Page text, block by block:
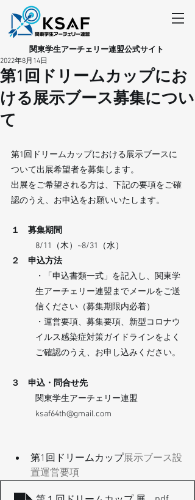
​関東学生アーチェリー連盟公式サイト
第1回ドリームカップにお
ける展示ブース募集につい
て
2022年8月14日
第1回ドリームカップにおける展示ブースに
ついて出展希望者を募集します。
出展をご希望される方は、下記の要項をご確
認のうえ、お申込をお願いいたします。
１　募集期間
8/11（木）~8/31（水）
２　申込方法
・「申込書類一式」を記入し、関東学
生アーチェリー連盟までメールをご送
信ください（募集期限内必着）
・運営要項、募集要項、新型コロナウ
イルス感染症対策ガイドラインをよく
ご確認のうえ、お申し込みください。
３　申込・問合せ先
関東学生アーチェリー連盟
ksaf64th@gmail.com
第1回ドリームカップ展示ブース設
置運営要項